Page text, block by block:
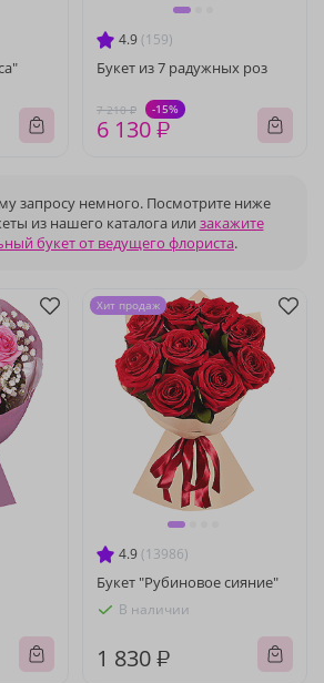
4.9 (159)
Букет из 7 радужных роз
7 210 ₽ -15%
6 130 ₽
запросу немного. Посмотрите ниже
из нашего каталога или закажите
букет от ведущего флориста.
4.9 (13986)
Букет "Рубиновое сияние"
В наличии
1 830 ₽
Хит продаж